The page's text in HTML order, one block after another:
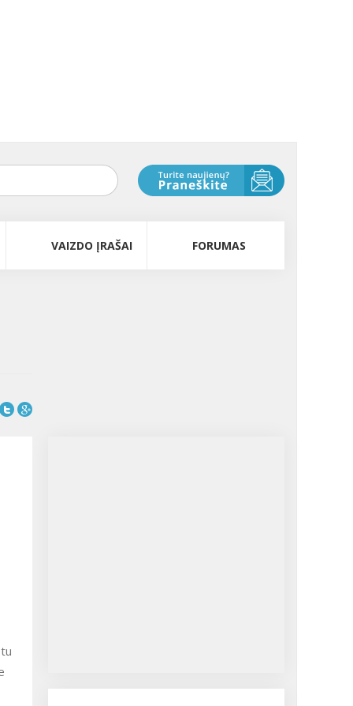
VAIZDO ĮRAŠAI FORUMAS